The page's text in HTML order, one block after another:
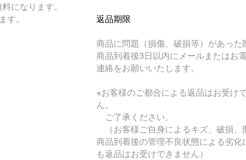
になります。
す。
返品期限
商品に問題（損傷、破損等）があった
商品到着後3日以内にメールまたはお
連絡をお願いいたします。
※お客様のご都合による返品はお受け
ん。
ご了承ください。
（お客様ご自身によるキズ、破損、
商品到着後の管理不良状態による劣化
も返品はお受けできません）